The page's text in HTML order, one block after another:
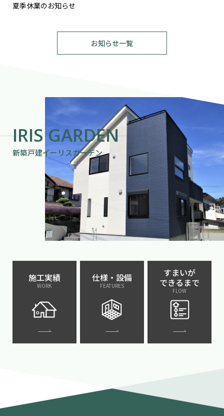
夏季休業のお知らせ
お知らせ一覧
IRIS GARDEN
新築戸建イーリスガーデン
施工実績
WORK
仕様・設備
FEATURES
すまいが
できるまで
FLOW